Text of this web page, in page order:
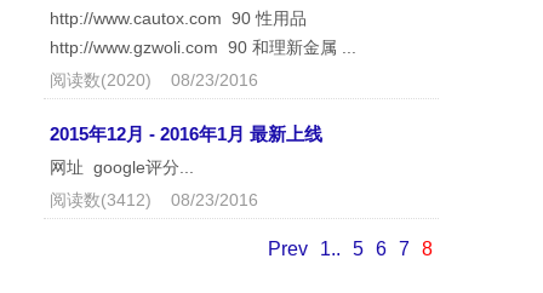
http://www.cautox.com 90 性用品
http://www.gzwoli.com 90 和理新金属 ...
阅读数(2020) 08/23/2016
2015年12月 - 2016年1月 最新上线
网址 google评分...
阅读数(3412) 08/23/2016
Prev 1.. 5 6 7 8